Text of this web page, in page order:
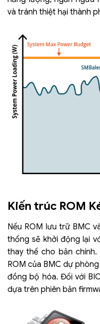
và tránh thiệt hại thành
Kiến trúc ROM
Nếu ROM lưu trữ BMC
thống sẽ khởi động lại
thay thế cho bản
ROM của BMC dự
đồng bộ hóa. Đối với
dựa trên phiên bản